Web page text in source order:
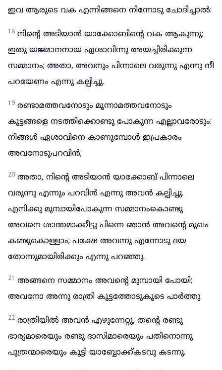
ഇവ ആരുടെ വക എന്നിങ്ങനെ നിന്നോടു ചോദിച്ചാൽ:
18 നിന്റെ അടിയാൻ യാക്കോബിന്റെ വക ആകുന്നു;
ഇതു യജമാനനായ ഏശാവിന്നു അയച്ചിരിക്കുന്ന
സമ്മാനം; അതാ, അവനും പിന്നാലെ വരുന്നു എന്നു നീ
പറയേണം എന്നു കല്പിച്ചു.
19 രണ്ടാമത്തവനോടും മൂന്നാമത്തവനോടും
കൂട്ടങ്ങളെ നടത്തിക്കൊണ്ടു പോകുന്ന എല്ലാവരോടും:
നിങ്ങൾ ഏശാവിനെ കാണുമ്പോൾ ഇപ്രകാരം
അവനോടുപറവിൻ;
20 അതാ, നിന്റെ അടിയാൻ യാക്കോബ് പിന്നാലെ
വരുന്നു എന്നും പറവിൻ എന്നു അവൻ കല്പിച്ചു.
എനിക്കു മുമ്പായിപോകുന്ന സമ്മാനംകൊണ്ടു
അവനെ ശാന്തമാക്കീട്ടു പിന്നെ ഞാൻ അവന്റെ മുഖം
കണ്ടുകൊള്ളാം; പക്ഷേ അവന്നു എന്നോടു ദയ
തോന്നുമായിരിക്കും എന്നു പറഞ്ഞു.
21 അങ്ങനെ സമ്മാനം അവന്റെ മുമ്പായി പോയി;
അവനോ അന്നു രാത്രി കൂട്ടത്തോടുകൂടെ പാർത്തു.
22 രാത്രിയിൽ അവൻ എഴുന്നേറ്റു, തന്റെ രണ്ടു
ഭാര്യമാരെയും രണ്ടു ദാസിമാരെയും പതിനൊന്നു
പുത്രന്മാരെയും കൂട്ടി യാബ്ബോക്ക്കടവു കടന്നു.